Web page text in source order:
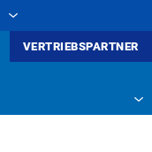
VERTRIEBSPARTNER